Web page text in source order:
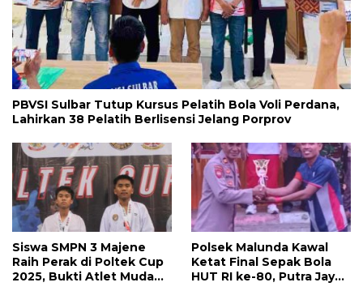
PBVSI Sulbar Tutup Kursus Pelatih Bola Voli Perdana,
Lahirkan 38 Pelatih Berlisensi Jelang Porprov
Siswa SMPN 3 Majene
Raih Perak di Poltek Cup
2025, Bukti Atlet Muda
Polsek Malunda Kawal
Ketat Final Sepak Bola
HUT RI ke-80, Putra Jaya